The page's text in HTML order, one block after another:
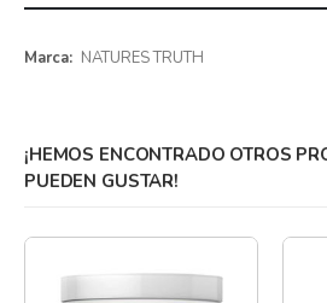
Más
NATURES TRUTH
¡HEMOS ENCONTRADO OTROS
PUEDEN GUSTAR!